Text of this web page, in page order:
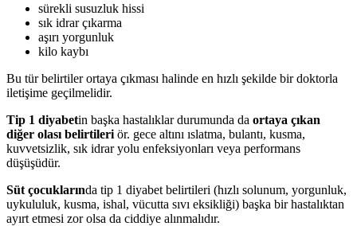
sürekli susuzluk hissi
sık idrar çıkarma
aşırı yorgunluk
kilo kaybı
Bu tür belirtiler ortaya çıkması halinde en hızlı şekilde bir doktorla
iletişime geçilmelidir.
Tip 1 diyabetin başka hastalıklar durumunda da ortaya çıkan
diğer olası belirtileri ör. gece altını ıslatma, bulantı, kusma,
kuvvetsizlik, sık idrar yolu enfeksiyonları veya performans
düşüşüdür.
Süt çocuklarında tip 1 diyabet belirtileri (hızlı solunum, yorgunluk,
uykululuk, kusma, ishal, vücutta sıvı eksikliği) başka bir hastalıktan
ayırt etmesi zor olsa da ciddiye alınmalıdır.